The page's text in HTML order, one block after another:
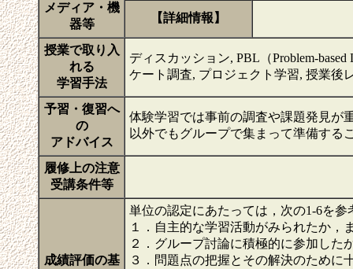
メディア・機
器等
【詳細情報】
授業で取り入
れる
学習手法
ディスカッション, PBL（Problem-
ケート調査, プロジェクト学習, 授業後
予習・復習へ
の
アドバイス
体験学習では事前の調査や課題発見が
以外でもグループで集まって準備する
履修上の注意
受講条件等
成績評価の基
単位の認定にあたっては，次の1-6を参
１．自主的な学習活動がみられたか，
２．グループ討論に積極的に参加した
３．問題点の把握とその解決のために